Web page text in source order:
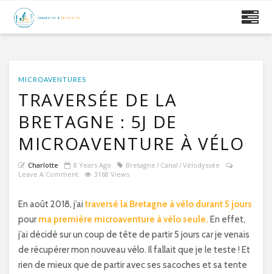
MICROAVENTURES
TRAVERSÉE DE LA
BRETAGNE : 5J DE
MICROAVENTURE À VÉLO
Charlotte 8 Years Ago Bretagne Canal Vélodyssée
Leave A Comment
3168 Views
En août 2018, j’ai traversé la Bretagne à vélo durant 5 jours
pourma première microaventure à vélo seule. En effet,
j’ai décidé sur un coup de tête de partir 5 jours car je venais
de récupérer mon nouveau vélo. Il fallait que je le teste ! Et
rien de mieux que de partir avec ses sacoches et sa tente